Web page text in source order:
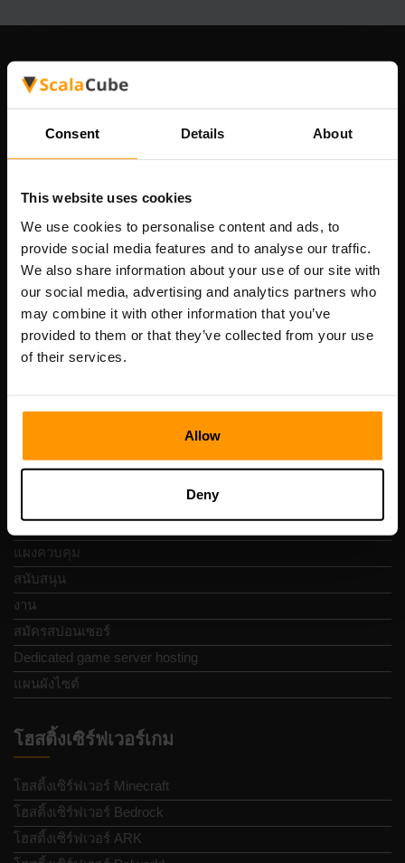
Consent Details About
This website uses cookies
We use cookies to personalise content and ads, to
provide social media features and to analyse our traffic.
We also share information about your use of our site with
our social media, advertising and analytics partners who
may combine it with other information that you’ve
provided to them or that they’ve collected from your use
of their services.
Allow
Deny
บริษัทของเรา
Scalable Hosting Solutions OÜ
เลขที่ผู้เสียภาษี: EE102133820
Vesivärava tn 50-201, 10152
การนำทางแบบรวดเร็ว
ข้อกำหนดและเงื่อนไข
รายงานการละเมิด
แผงควบคุม
สนับสนุน
งาน
สมัครสปอนเซอร์
Dedicated game server hosting
แผนผังไซต์
โฮสติ้งเซิร์ฟเวอร์เกม
โฮสติ้งเซิร์ฟเวอร์ Minecraft
โฮสติ้งเซิร์ฟเวอร์ Bedrock
โฮสติ้งเซิร์ฟเวอร์ ARK